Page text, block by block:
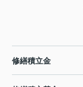
修繕積立金